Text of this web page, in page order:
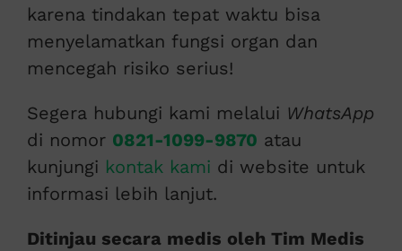
karena tindakan tepat waktu bisa
menyelamatkan fungsi organ dan
mencegah risiko serius!
Segera hubungi kami melalui WhatsApp
di nomor 0821-1099-9870 atau
kunjungi kontak kami di website untuk
informasi lebih lanjut.
Ditinjau secara medis oleh Tim Medis